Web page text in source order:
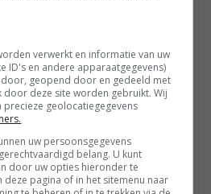
vanuit de Sony UBP-X800M2
VERSTERKERS
18 JUNI 2023
TCL 55C835 + Denon S660H?
CHEL OM 28 OKTOBER 2022
create
verwerkt en informatie van uw
ID's en andere apparaatgegevens)
geopend door en gedeeld met
deze site worden gebruikt. Wij
precieze geolocatiegegevens
uw persoonsgegevens
belang. U kunt
door uw opties hieronder te
pagina of in het sitemenu naar